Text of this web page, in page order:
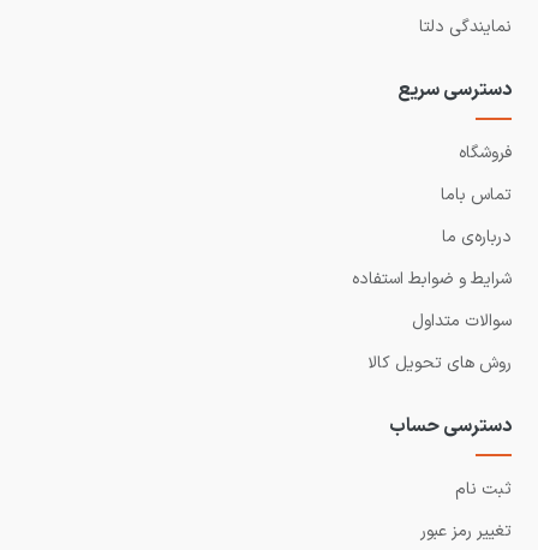
نمایندگی دلتا
دسترسی سریع
فروشگاه
تماس باما
درباره‌ی ما
شرایط و ضوابط استفاده
سوالات متداول
روش های تحویل کالا
دسترسی حساب
ثبت نام
تغییر رمز عبور